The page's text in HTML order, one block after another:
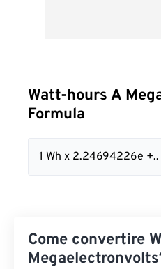
Watt-hours A
Formula
1 Wh x 2.24694226e +..
Come convertire